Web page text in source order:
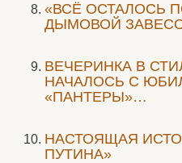
«ВСЁ ОСТАЛОСЬ
ДЫМОВОЙ
ВЕЧЕРИНКА В
НАЧАЛОСЬ С
«ПАНТЕРЫ»…
НАСТОЯЩАЯ
ПУТИНА»